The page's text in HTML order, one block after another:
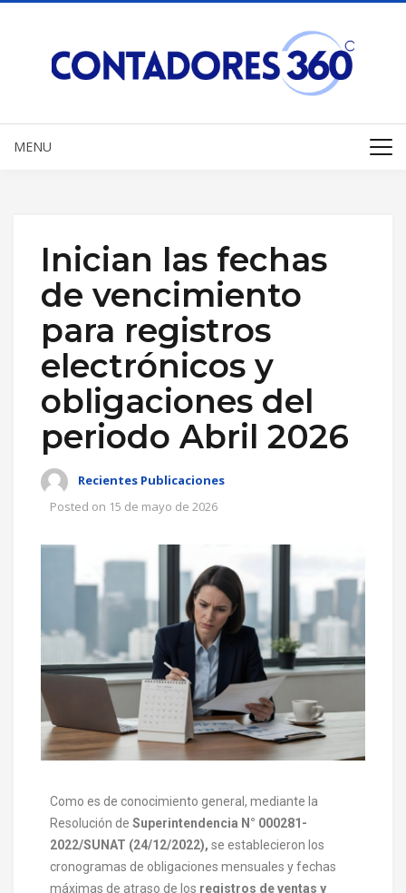
MENU
Inician las fechas
de vencimiento
para registros
electrónicos y
obligaciones del
periodo Abril 2026
Recientes Publicaciones
Posted on 15 de mayo de 2026
Como es de conocimiento general, mediante la
Resolución de Superintendencia N° 000281-
2022/SUNAT (24/12/2022), se establecieron los
cronogramas de obligaciones mensuales y fechas
máximas de atraso de los registros de ventas y